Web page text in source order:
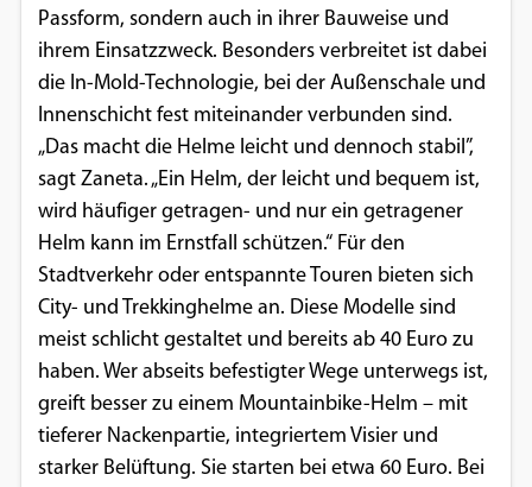
Passform, sondern auch in ihrer Bauweise und
ihrem Einsatzzweck. Besonders verbreitet ist dabei
die In-Mold-Technologie, bei der Außenschale und
Innenschicht fest miteinander verbunden sind.
„Das macht die Helme leicht und dennoch stabil”,
sagt Zaneta. „Ein Helm, der leicht und bequem ist,
wird häufiger getragen- und nur ein getragener
Helm kann im Ernstfall schützen.“ Für den
Stadtverkehr oder entspannte Touren bieten sich
City- und Trekkinghelme an. Diese Modelle sind
meist schlicht gestaltet und bereits ab 40 Euro zu
haben. Wer abseits befestigter Wege unterwegs ist,
greift besser zu einem Mountainbike-Helm – mit
tieferer Nackenpartie, integriertem Visier und
starker Belüftung. Sie starten bei etwa 60 Euro. Bei